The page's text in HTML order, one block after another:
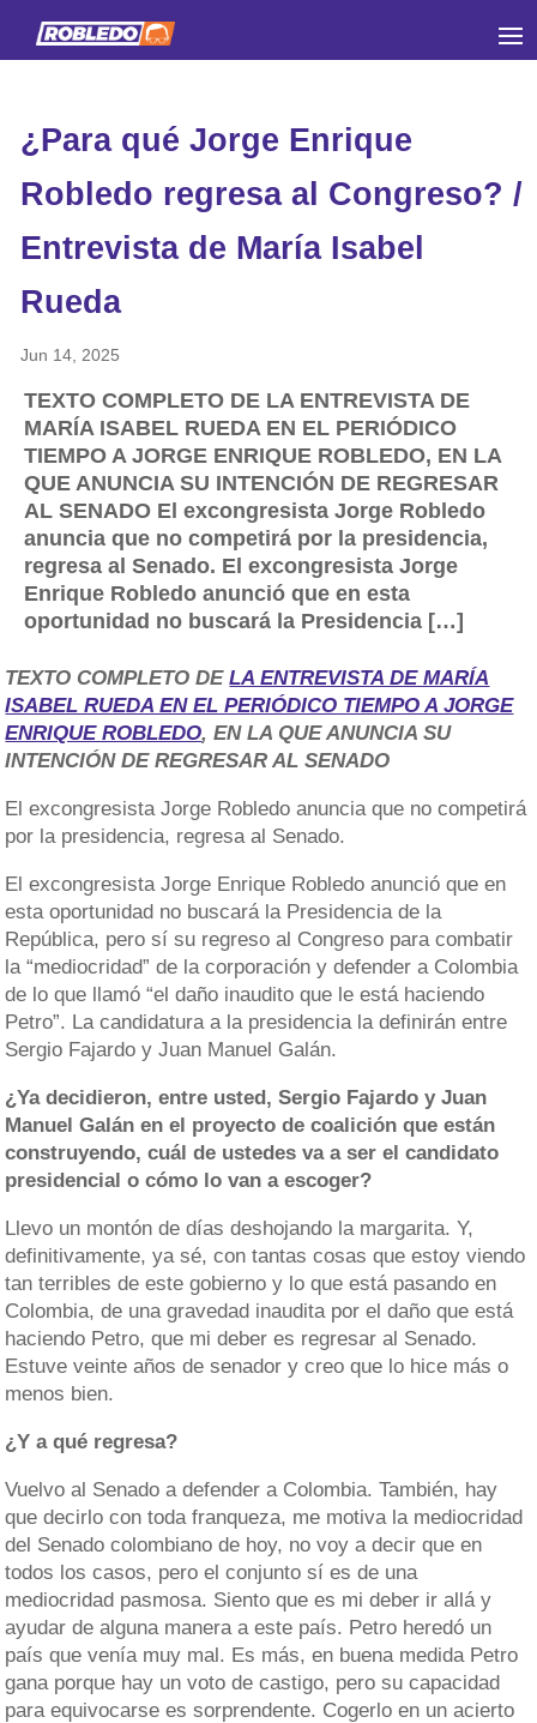
¿Para qué Jorge Enrique
Robledo regresa al Congreso? /
Entrevista de María Isabel
Rueda
Jun 14, 2025
TEXTO COMPLETO DE LA ENTREVISTA DE
MARÍA ISABEL RUEDA EN EL PERIÓDICO
TIEMPO A JORGE ENRIQUE ROBLEDO, EN LA
QUE ANUNCIA SU INTENCIÓN DE REGRESAR
AL SENADO El excongresista Jorge Robledo
anuncia que no competirá por la presidencia,
regresa al Senado. El excongresista Jorge
Enrique Robledo anunció que en esta
oportunidad no buscará la Presidencia […]
TEXTO COMPLETO DELA ENTREVISTA DE MARÍA
ISABEL RUEDA EN EL PERIÓDICO TIEMPO A JORGE
ENRIQUE ROBLEDO, EN LA QUE ANUNCIA SU
INTENCIÓN DE REGRESAR AL SENADO
El excongresista Jorge Robledo anuncia que no competirá
por la presidencia, regresa al Senado.
El excongresista Jorge Enrique Robledo anunció que en
esta oportunidad no buscará la Presidencia de la
República, pero sí su regreso al Congreso para combatir
la “mediocridad” de la corporación y defender a Colombia
de lo que llamó “el daño inaudito que le está haciendo
Petro”. La candidatura a la presidencia la definirán entre
Sergio Fajardo y Juan Manuel Galán.
¿Ya decidieron, entre usted, Sergio Fajardo y Juan
Manuel Galán en el proyecto de coalición que están
construyendo, cuál de ustedes va a ser el candidato
presidencial o cómo lo van a escoger?
Llevo un montón de días deshojando la margarita. Y,
definitivamente, ya sé, con tantas cosas que estoy viendo
tan terribles de este gobierno y lo que está pasando en
Colombia, de una gravedad inaudita por el daño que está
haciendo Petro, que mi deber es regresar al Senado.
Estuve veinte años de senador y creo que lo hice más o
menos bien.
¿Y a qué regresa?
Vuelvo al Senado a defender a Colombia. También, hay
que decirlo con toda franqueza, me motiva la mediocridad
del Senado colombiano de hoy, no voy a decir que en
todos los casos, pero el conjunto sí es de una
mediocridad pasmosa. Siento que es mi deber ir allá y
ayudar de alguna manera a este país. Petro heredó un
país que venía muy mal. Es más, en buena medida Petro
gana porque hay un voto de castigo, pero su capacidad
para equivocarse es sorprendente. Cogerlo en un acierto